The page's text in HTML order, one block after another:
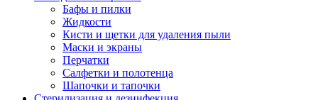
Бафы и пилки
Жидкости
Кисти и щетки для удаления пыли
Маски и экраны
Перчатки
Салфетки и полотенца
Шапочки и тапочки